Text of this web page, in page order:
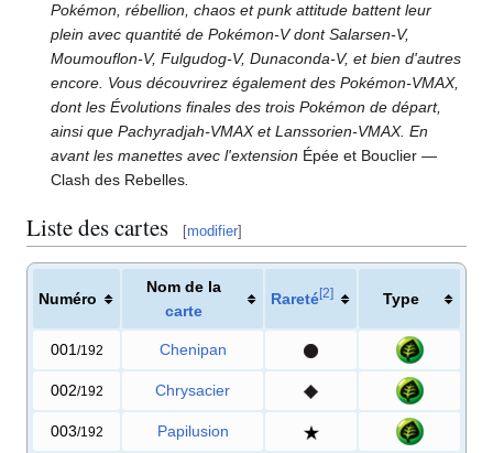
Pokémon, rébellion, chaos et punk attitude battent leur
plein avec quantité de Pokémon-V dont Salarsen-V,
Moumouflon-V, Fulgudog-V, Dunaconda-V, et bien d'autres
encore. Vous découvrirez également des Pokémon-VMAX,
dont les Évolutions finales des trois Pokémon de départ,
ainsi que Pachyradjah-VMAX et Lanssorien-VMAX. En
avant les manettes avec l'extension Épée et Bouclier —
Clash des Rebelles
Liste des cartes [modifier]
Numéro
Nom de la
carte
Rareté[2] Type
001 /192 Chenipan
002/192 Chrysacier
003/192 Papilusion